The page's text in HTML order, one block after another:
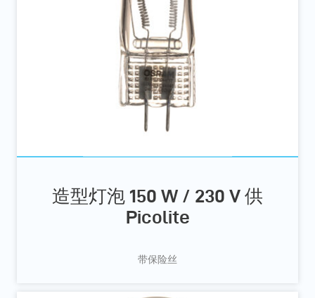
造型灯泡 150 W / 230 V 供
Picolite
带保险丝